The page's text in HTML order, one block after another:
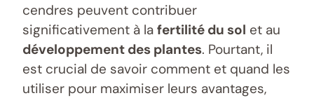
cendres peuvent contribuer
significativement à la fertilité du sol et au
développement des plantes. Pourtant, il
est crucial de savoir comment et quand les
utiliser pour maximiser leurs avantages,